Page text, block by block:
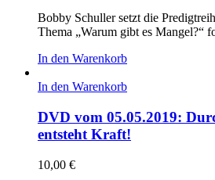
Bobby Schuller setzt die
Thema „Warum gibt es Mangel?“
In den Warenkorb
In den Warenkorb
DVD vom 05.05.2019:
entsteht Kraft!
10,00 €